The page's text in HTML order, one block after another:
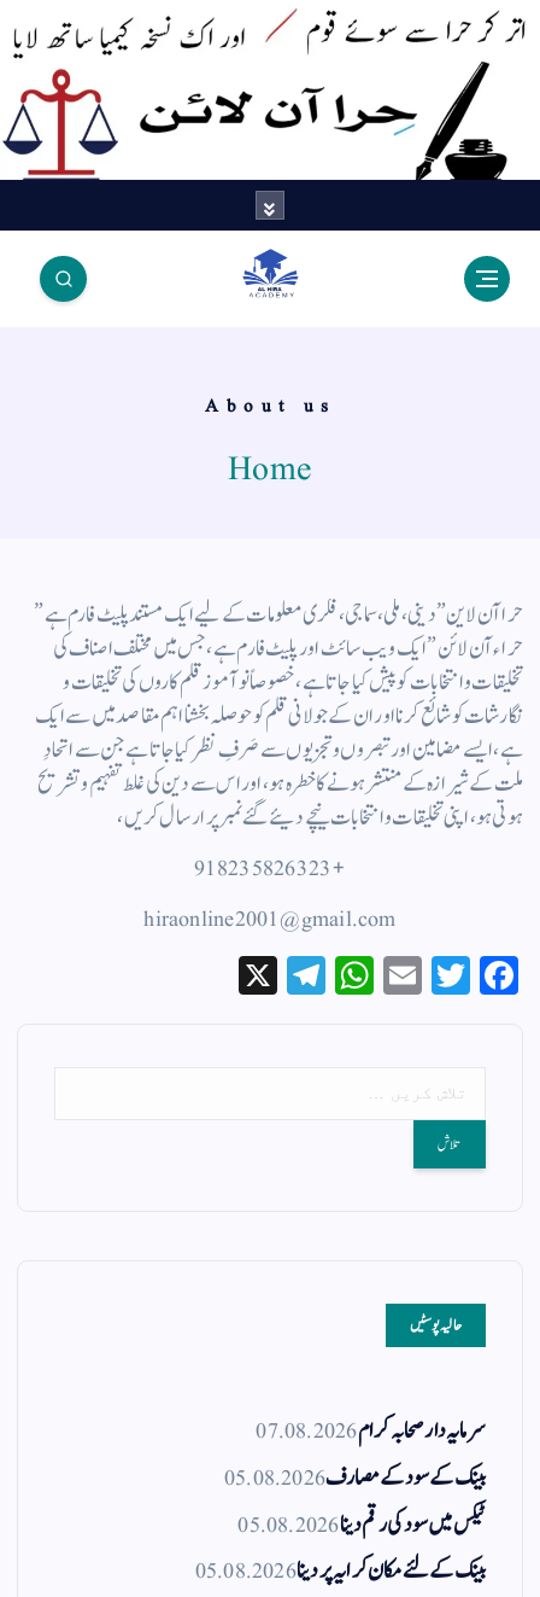
اک نسخہ کیمیا ساتھ لایا
About us
Home
حرا آن لاین” دینی ، ملی ، سماجی ، فکری معلومات کے لیے ایک مستند پلیٹ فارم ہے ”
حراء آن لائن ” ایک ویب سائٹ اور پلیٹ فارم ہے ، جس میں مختلف اصناف کی
تخلیقات و انتخابات کو پیش کیا جاتا ہے ، خصوصاً نوآموز قلم کاروں کی تخلیقات و
نگارشات کو شائع کرنا اور ان کے جولانی قلم کوحوصلہ بخشنا اہم مقاصد میں سے ایک
ہے ، ایسے مضامین اورتبصروں وتجزیوں سے صَرفِ نظر کیا جاتاہے جن سے اتحادِ
ملت کے شیرازہ کے منتشر ہونے کاخطرہ ہو ، اور اس سے دین کی غلط تفہیم وتشریح
ہوتی ہو، اپنی تخلیقات و انتخابات نیچے دیئے گئے نمبر پر ارسال کریں ،
+918235826323
hiraonline2001@gmail.com
Fa
ce
ok
T
wi
r
E
m
W
ha
Te
le
حالیہ پوسٹیں
سرمایہ دار صحابہ کرام07.08.2026
بینک کے سود کے مصارف05.08.2026
ٹیکس میں سود کی رقم دینا05.08.2026
بینک کے لئے مکان کرایہ پر دینا05.08.2026